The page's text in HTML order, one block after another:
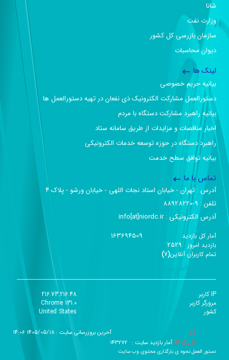
شانا
وزارت نفت
سازمان بازرسی کل کشور
دیوان محاسبات
لینک ها
بیانیه حریم خصوصی
دستورالعمل مشارکت الکترونیک ذی نفعان در تهیه دستورالعمل ها
بیانیه راهبرد مشارکت دستگاه با مردم
اخبار مناقصات و مزایدات از طریق سامانه ستاد
راهبرد دستگاه در حوزه توسعه خدمات الکترونیکی
بیانیه توافق سطح خدمت
تماس با ما
آدرس :‌ تهران - خیابان استاد نجات اللهی - خیابان ورشو - پلاک ۴
تلفن :‌ 9-88928220
آدرس الکترونیکی :‌ info[at]niordc.ir
آمار کل بازدید 163694509
بازديد امروز 2529
تمام کاربران آنلاين(
7
)
IP کاربر
216.73.216.48
مرورگر کاربر
Chrome 131.0
کشور
United States
آخرین بروزرسانی سایت : 1405/05/18 14:06
آمار بازدید سایت : 143272
دستور العمل نحوه ی بارگذاری محتوی وب سایت